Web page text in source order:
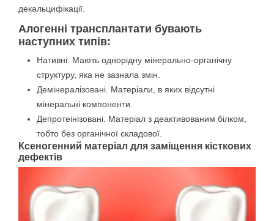
декальцифікації.
Алогенні трансплантати бувають
наступних типів:
Нативні. Мають однорідну мінерально-органічну
структуру, яка не зазнала змін.
Демінералізовані. Матеріали, в яких відсутні
мінеральні компоненти.
Депротеінізовані. Матеріал з деактивованим білком,
тобто без органічної складової.
Ксеногенний матеріал для заміщення кісткових
дефектів